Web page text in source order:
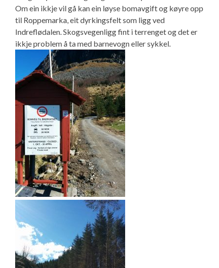
Om ein ikkje vil gå kan ein løyse bomavgift og køyre opp
til Roppemarka, eit dyrkingsfelt som ligg ved
Indreflødalen. Skogsvegenligg fint i terrenget og det er
ikkje problem å ta med barnevogn eller sykkel.